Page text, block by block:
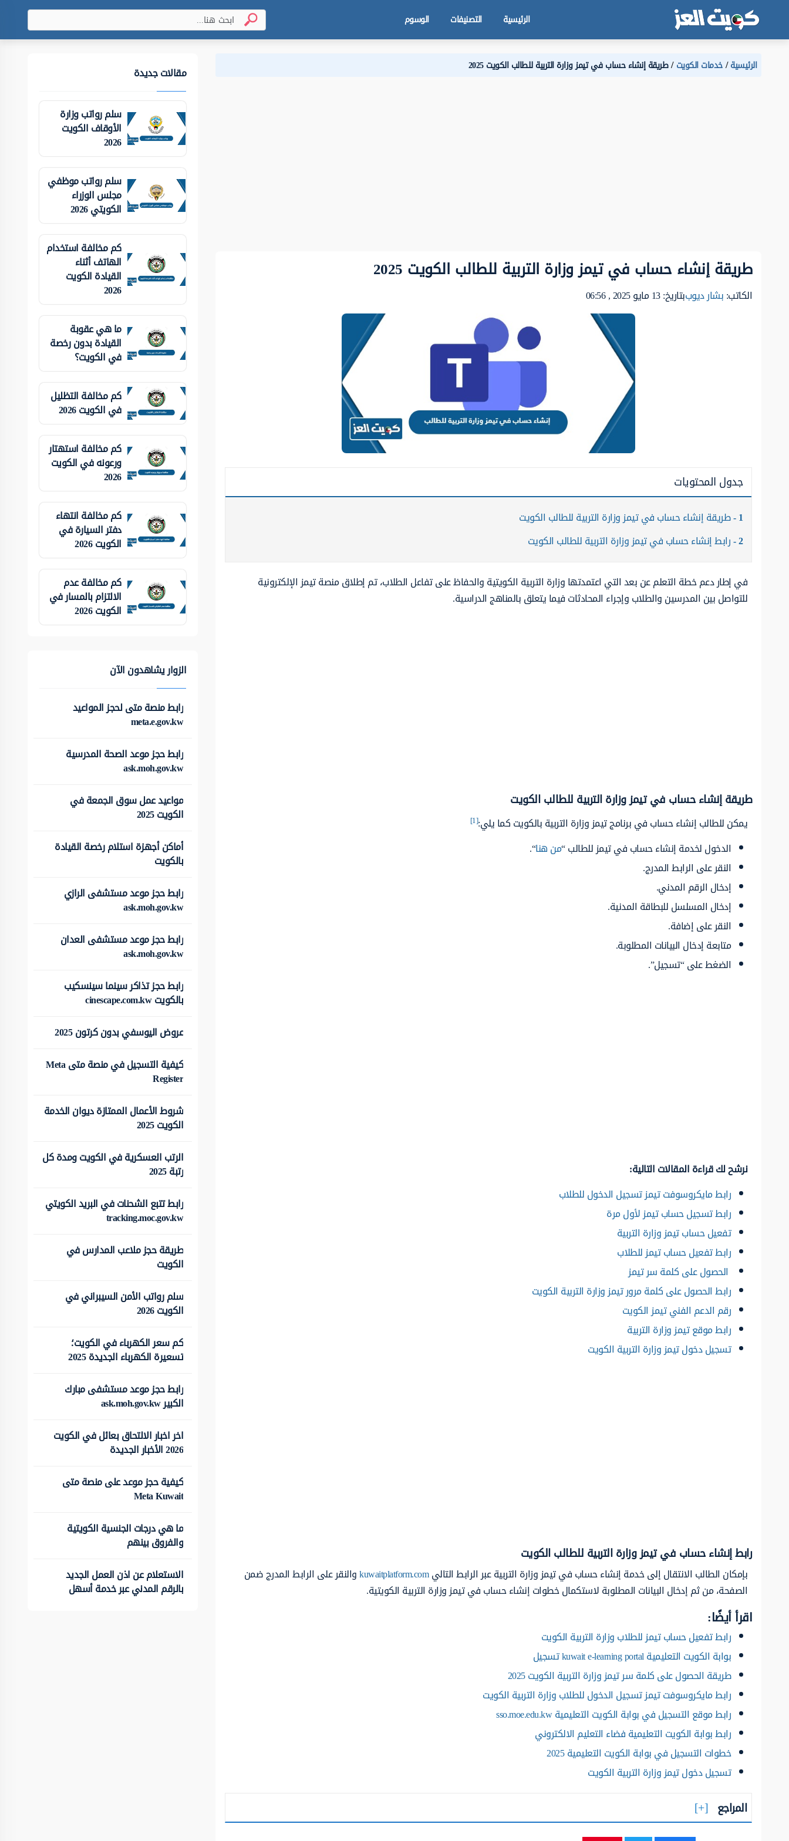
الرئيسية التصنيفات الوسوم
الرئيسية خدمات الكويت طريقة إنشاء حساب في تيمز وزارة التربية للطالب الكويت 2025
طريقة إنشاء حساب في تيمز وزارة التربية للطالب الكويت 2025
الكاتب:بشار ديوببتاريخ: 13 مايو 2025 , 06:56
جدول المحتويات
1 طريقة إنشاء حساب في تيمز وزارة التربية للطالب الكويت
2 رابط إنشاء حساب في تيمز وزارة التربية للطالب الكويت
في إطار دعم خطة التعلم عن بعد التي اعتمدتها وزارة التربية الكويتية والحفاظ على تفاعل الطلاب، تم إطلاق منصة تيمز الإلكترونية
للتواصل بين المدرسين والطلاب وإجراء المحادثات فيما يتعلق بالمناهج الدراسية.
طريقة إنشاء حساب في تيمز وزارة التربية للطالب الكويت
يمكن للطالب إنشاء حساب في برنامج تيمز وزارة التربية بالكويت كما يلي:[1]
الدخول لخدمة إنشاء حساب في تيمز للطالب “من هنا“.
النقر على الرابط المدرج.
إدخال الرقم المدني.
إدخال المسلسل للبطاقة المدنية.
النقر على إضافة.
متابعة إدخال البيانات المطلوبة.
الضغط على “تسجيل”.
نرشح لك قراءة المقالات التالية:
رابط مايكروسوفت تيمز تسجيل الدخول للطلاب
رابط تسجيل حساب تيمز لأول مرة
تفعيل حساب تيمز وزارة التربية
رابط تفعيل حساب تيمز للطلاب
الحصول على كلمة سر تيمز
رابط الحصول على كلمة مرور تيمز وزارة التربية الكويت
رقم الدعم الفني تيمز الكويت
رابط موقع تيمز وزارة التربية
تسجيل دخول تيمز وزارة التربية الكويت
رابط إنشاء حساب في تيمز وزارة التربية للطالب الكويت
بإمكان الطالب الانتقال إلى خدمة إنشاء حساب في تيمز وزارة التربية عبر الرابط التاليkuwaitplatform.comوالنقر على الرابط المدرج ضمن
الصفحة، من ثم إدخال البيانات المطلوبة لاستكمال خطوات إنشاء حساب في تيمز وزارة التربية الكويتية.
اقرأ أيضًا:
رابط تفعيل حساب تيمز للطلاب وزارة التربية الكويت
بوابة الكويت التعليمية kuwait e-learning portal تسجيل
طريقة الحصول على كلمة سر تيمز وزارة التربية الكويت 2025
رابط مايكروسوفت تيمز تسجيل الدخول للطلاب وزارة التربية الكويت
رابط موقع التسجيل في بوابة الكويت التعليمية sso.moe.edu.kw
رابط بوابة الكويت التعليمية فضاء التعليم الالكتروني
خطوات التسجيل في بوابة الكويت التعليمية 2025
تسجيل دخول تيمز وزارة التربية الكويت
المراجع
مقالات جديدة
سلم رواتب وزارة
الأوقاف الكويت
2026
سلم رواتب موظفي
مجلس الوزراء
الكويتي 2026
كم مخالفة استخدام
الهاتف أثناء
القيادة الكويت
2026
ما هي عقوبة
القيادة بدون رخصة
في الكويت؟
كم مخالفة التظليل
في الكويت 2026
كم مخالفة استهتار
ورعونه في الكويت
2026
كم مخالفة انتهاء
دفتر السيارة في
الكويت 2026
كم مخالفة عدم
الالتزام بالمسار في
الكويت 2026
الزوار يشاهدون الآن
رابط منصة متى لحجز المواعيد
meta.e.gov.kw
رابط حجز موعد الصحة المدرسية
ask.moh.gov.kw
مواعيد عمل سوق الجمعة في
الكويت 2025
أماكن أجهزة استلام رخصة القيادة
بالكويت
رابط حجز موعد مستشفى الرازي
ask.moh.gov.kw
رابط حجز موعد مستشفى العدان
ask.moh.gov.kw
رابط حجز تذاكر سينما سينسكيب
بالكويت cinescape.com.kw
عروض اليوسفي بدون كرتون 2025
كيفية التسجيل في منصة متى Meta
Register
شروط الأعمال الممتازة ديوان الخدمة
الكويت 2025
الرتب العسكرية في الكويت ومدة كل
رتبة 2025
رابط تتبع الشحنات في البريد الكويتي
tracking.moc.gov.kw
طريقة حجز ملاعب المدارس في
الكويت
سلم رواتب الأمن السيبراني في
الكويت 2026
كم سعر الكهرباء في الكويت؛
تسعيرة الكهرباء الجديدة 2025
رابط حجز موعد مستشفى مبارك
الكبير ask.moh.gov.kw
اخر اخبار الالتحاق بعائل في الكويت
2026 الأخبار الجديدة
كيفية حجز موعد على منصة متى
Meta Kuwait
ما هي درجات الجنسية الكويتية
والفروق بينهم
الاستعلام عن اذن العمل الجديد
بالرقم المدني عبر خدمة أسهل